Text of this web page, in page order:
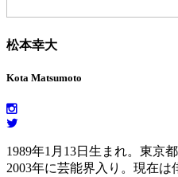
松本幸大
Kota Matsumoto
1989年1月13日生まれ。東京
2003年に芸能界入り。現在